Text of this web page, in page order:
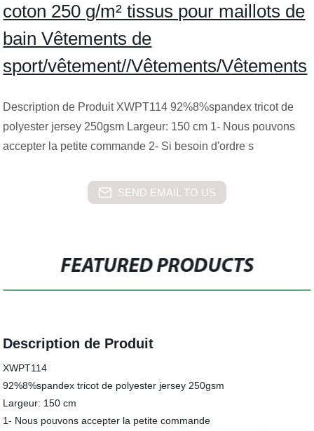
coton 250 g/m² tissus pour maillots de
bain Vêtements de
sport/vêtement//Vêtements/Vêtements
Description de Produit XWPT114 92%8%spandex tricot de
polyester jersey 250gsm Largeur: 150 cm 1- Nous pouvons
accepter la petite commande 2- Si besoin d'ordre s
SEND EMAIL TO US
FEATURED PRODUCTS
Description de Produit
XWPT114
92%8%spandex tricot de polyester jersey 250gsm
Largeur: 150 cm
1- Nous pouvons accepter la petite commande